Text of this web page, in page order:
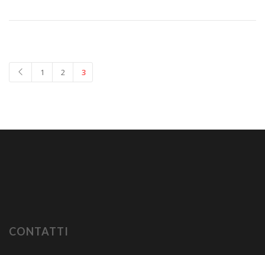
1 2 3
CONTATTI